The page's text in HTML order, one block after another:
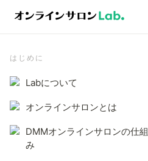
はじめに
Labについて
オンラインサロンとは
DMMオンラインサロンの仕組
み